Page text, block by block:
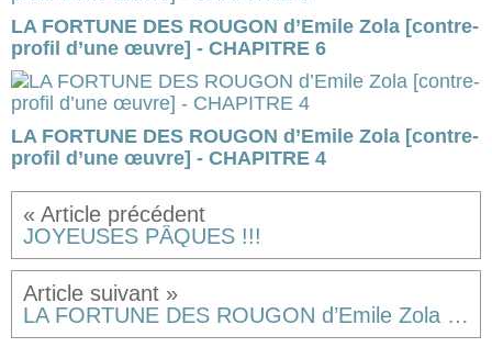
LA FORTUNE DES ROUGON d’Emile Zola [contre-
profil d’une œuvre] - CHAPITRE 6
LA FORTUNE DES ROUGON d’Emile Zola [contre-
profil d’une œuvre] - CHAPITRE 4
JOYEUSES PÂQUES !!!
LA FORTUNE DES ROUGON d’Emile Zola [contre-profil d’une œuvre] - CHAPITRE 6